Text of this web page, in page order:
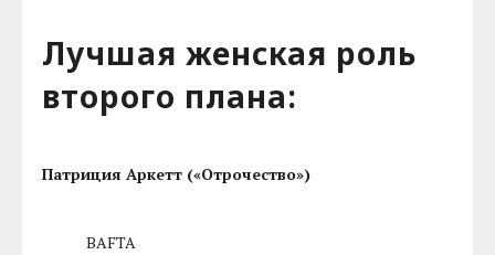
Лучшая женская роль
второго плана:
Патриция Аркетт («Отрочество»)
BAFTA